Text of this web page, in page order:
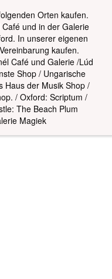
Orten kaufen.
und in der Galerie
In unserer eigenen
kaufen.
Café und Galerie /Lúd
Shop / Ungarische
Haus der Musik Shop /
/ Oxford: Scriptum /
The Beach Plum
Magiek